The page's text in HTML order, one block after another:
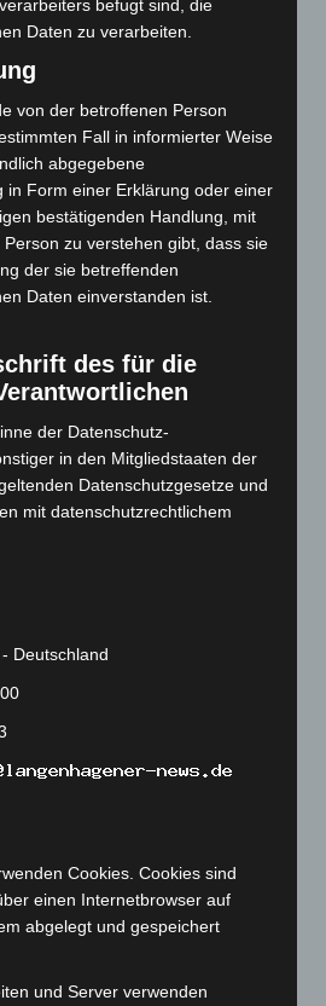
befugt sind, die
Daten zu verarbeiten.
von der betroffenen Person
Fall in informierter Weise
abgegebene
in Form einer Erklärung oder einer
bestätigenden Handlung, mit
zu verstehen gibt, dass sie
der sie betreffenden
Daten einverstanden ist.
des für die
der Datenschutz-
in den Mitgliedstaaten der
Datenschutzgesetze und
mit datenschutzrechtlichem
Deutschland
Cookies. Cookies sind
einen Internetbrowser auf
abgelegt und gespeichert
und Server verwenden